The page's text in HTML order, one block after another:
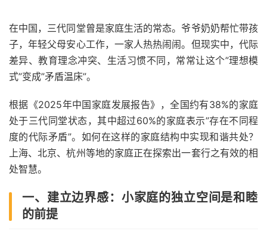
在中国，三代同堂曾是家庭生活的常态。爷爷奶奶帮忙带孩
子，年轻父母安心工作，一家人热热闹闹。但现实中，代际
差异、教育理念冲突、生活习惯不同，常常让这个”理想模
式”变成”矛盾温床”。
根据《2025年中国家庭发展报告》，全国约有38%的家庭
处于三代同堂状态，其中超过60%的家庭表示”存在不同程
度的代际矛盾”。如何在这样的家庭结构中实现和谐共处？
上海、北京、杭州等地的家庭正在探索出一套行之有效的相
处智慧。
一、建立边界感：小家庭的独立空间是和睦
的前提